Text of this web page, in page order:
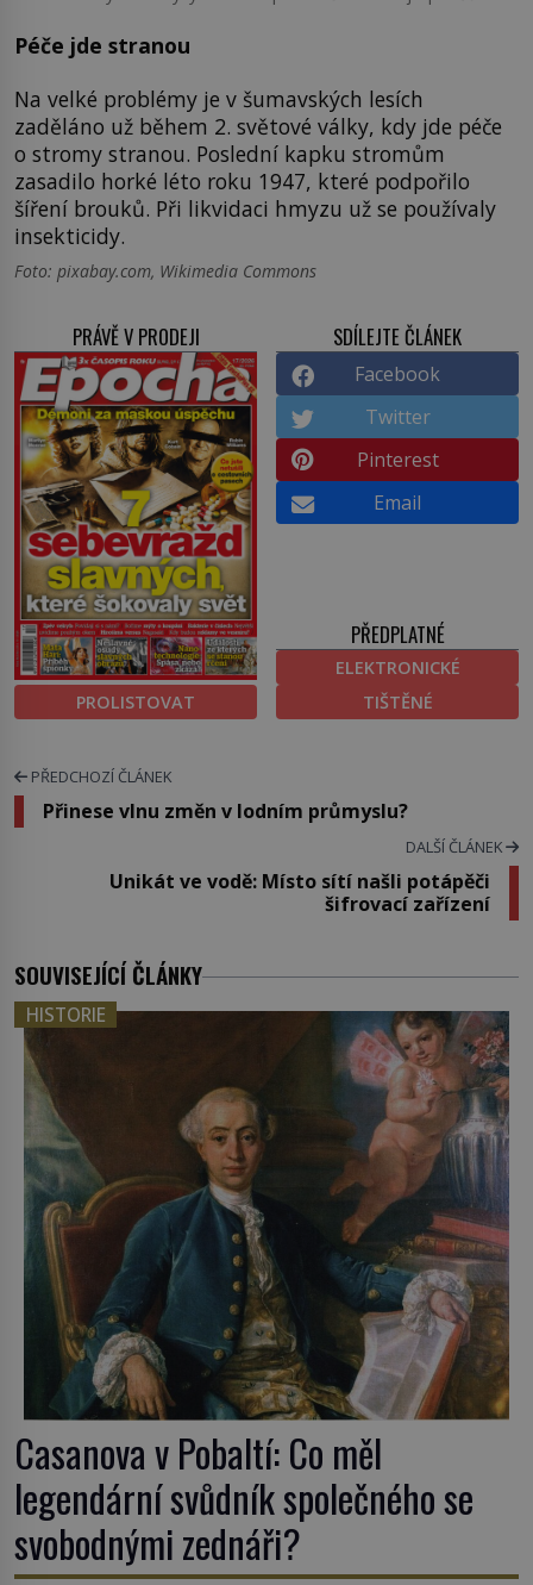
Péče jde stranou
Na velké problémy je v šumavských lesích
zaděláno už během 2. světové války, kdy jde péče
o stromy stranou. Poslední kapku stromům
zasadilo horké léto roku 1947, které podpořilo
šíření brouků. Při likvidaci hmyzu už se používaly
insekticidy.
Foto: pixabay.com, Wikimedia Commons
PRÁVĚ V PRODEJI
PROLISTOVAT
SDÍLEJTE ČLÁNEK
Facebook
Twitter
Pinterest
Email
PŘEDPLATNÉ
ELEKTRONICKÉ
TIŠTĚNÉ
PŘEDCHOZÍ ČLÁNEK
Přinese vlnu změn v lodním průmyslu?
DALŠÍ ČLÁNEK
Unikát ve vodě: Místo sítí našli potápěči
šifrovací zařízení
SOUVISEJÍCÍ ČLÁNKY
HISTORIE
Casanova v Pobaltí: Co měl
legendární svůdník společného se
svobodnými zednáři?